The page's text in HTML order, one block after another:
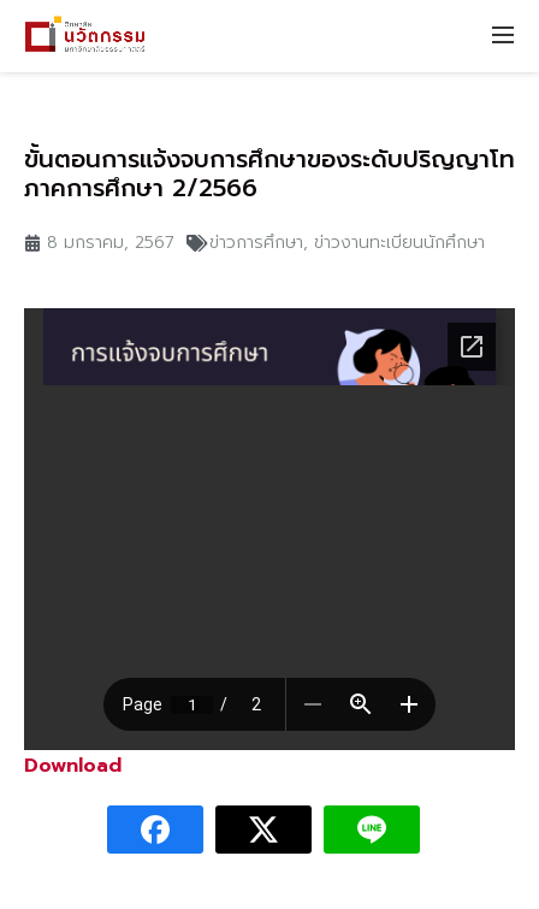
ขั้นตอนการแจ้งจบการศึกษาของระดับปริญญาโท
ภาคการศึกษา 2/2566
8 มกราคม, 2567 ข่าวการศึกษา, ข่าวงานทะเบียนนักศึกษา
Download